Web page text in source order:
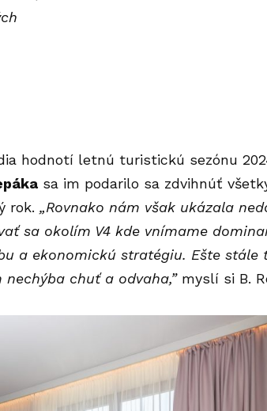
hodnotí letnú turistickú sezónu
sa im podarilo sa zdvihnúť
rok. „Rovnako nám však ukázala
sa okolím V4 kde vnímame
a ekonomickú stratégiu. Ešte stále
chuť a odvaha,”myslí si B.